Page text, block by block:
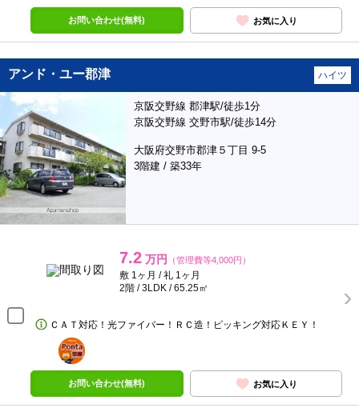
お問い合わせ(無料) お気に入り
アンド・ユー郡津 ハイツ
京阪交野線 郡津駅/徒歩1分
京阪交野線 交野市駅/徒歩14分
大阪府交野市郡津５丁目 9-5
3階建 / 築33年
7.2 万円 （管理費等4,000円）
敷 1ヶ月 / 礼 1ヶ月
2階 / 3LDK / 65.25㎡
ＣＡＴ対応！光ファイバー！ＲＣ造！ピッキング対応ＫＥＹ！
ポンタ
部屋
お問い合わせ(無料) お気に入り